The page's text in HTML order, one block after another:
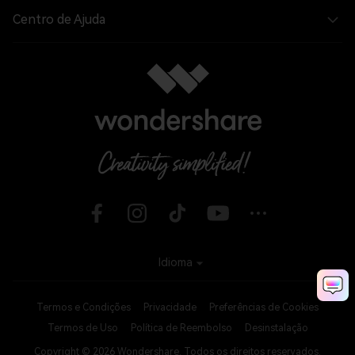
Centro de Ajuda
Termos e Condições Privacidade
Preferências de Cookies
Termos de Uso
Política de Reembolso Desinstalação
Copyright © 2026 Wondershare. Todos os direitos reservados.
Idioma